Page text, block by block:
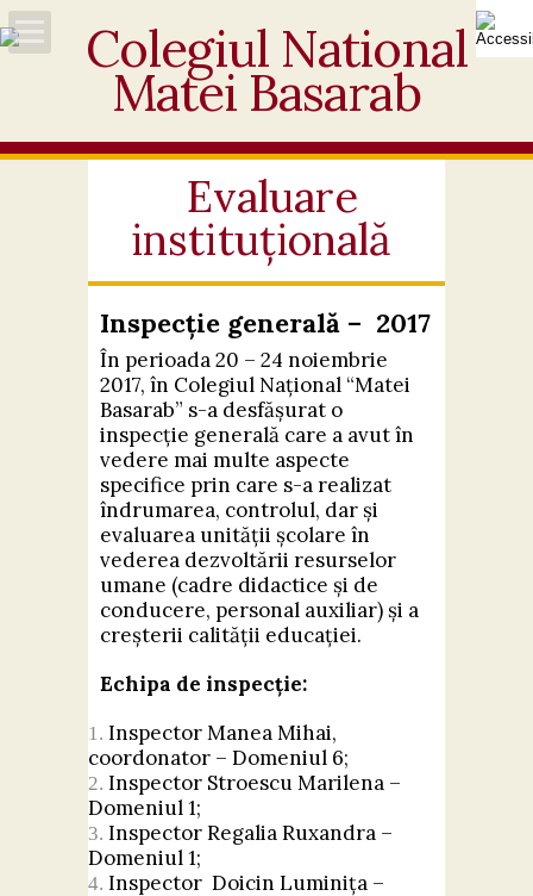
Acasă
Noutăți
Activități educative
Elevi
Ofertă
Contact
Evaluare
instituțională
Inspecție generală – 2017
În perioada 20 – 24 noiembrie
2017, în Colegiul Național “Matei
Basarab” s-a desfășurat o
inspecție generală care a avut în
vedere mai multe aspecte
specifice prin care s-a realizat
îndrumarea, controlul, dar și
evaluarea unității școlare în
vederea dezvoltării resurselor
umane (cadre didactice și de
conducere, personal auxiliar) și a
creșterii calității educației.
Echipa de inspecție:
Inspector Manea Mihai,
coordonator – Domeniul 6;
Inspector Stroescu Marilena –
Domeniul 1;
Inspector Regalia Ruxandra –
Domeniul 1;
Inspector Doicin Luminița –